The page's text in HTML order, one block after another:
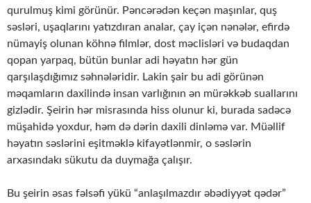
qurulmuş kimi görünür. Pəncərədən keçən maşınlar, quş
səsləri, uşaqlarını yatızdıran analar, çay içən nənələr, efirdə
nümayiş olunan köhnə filmlər, dost məclisləri və budaqdan
qopan yarpaq, bütün bunlar adi həyatın hər gün
qarşılaşdığımız səhnələridir. Lakin şair bu adi görünən
məqamların daxilində insan varlığının ən mürəkkəb suallarını
gizlədir. Şeirin hər misrasında hiss olunur ki, burada sadəcə
müşahidə yoxdur, həm də dərin daxili dinləmə var. Müəllif
həyatın səslərini eşitməklə kifayətlənmir, o səslərin
arxasındakı sükutu da duymağa çalışır.
Bu şeirin əsas fəlsəfi yükü “anlaşılmazdır əbədiyyət qədər”